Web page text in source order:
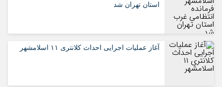
استان تهران شد
آغاز عملیات اجرایی احداث کلانتری ۱۱ اسلامشهر